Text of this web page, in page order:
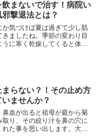
飲まないで治す！病院い
邪撃退法とは？
か気づけば夏は過ぎて少し肌
きましたね。季節の変わり目
に寒く乾燥してくると体調
まらない？！その止め方
いませんか？
鼻血が出ると祖母が庭から菊
取り、その絞り汁を鼻の穴に
れた事を思い出します。大人